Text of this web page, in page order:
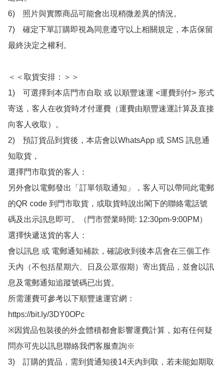
6)　照片與實際商品可能會出現稍微差異的情況。
7)　確定下單訂購即視為同意遵守以上相關規定，本店保留
最終決定之權利。
＜＜取貨安排：＞＞
1)　可選擇到本店門市自取 或 以順豐速運 <運費到付> 形式
寄送，客人在收貨時才付運費（運費由順豐速運計算及直接
向客人收取）。
2)　預訂貨品到貨後，本店會以WhatsApp 或 SMS 訊息通
知取貨，
選擇門市取貨的客人：
另外會以電郵發出「訂單領取通知」，客人可以帶同此電郵
的QR code 到門市取貨，或取貨時說出閣下的聯絡電話號
碼及出示訊息即可。（門市營業時間: 12:30pm-9:00PM）
選擇快遞送貨的客人：
會以訊息 或 電郵通知補款，確認收到後本店會在三個工作
天內（不包括星期六、日及公眾假期）寄出貨品，並會以訊
息及電郵通知追蹤號碼已出貨。
所需運費可參考以下順豐速運官網：
https://bit.ly/3DY0OPc
※因貨品包裝後的外盒體積都會影響運費計算，如有任何疑
問亦可先以訊息聯絡我們客服查詢※
3)　訂購的貨品，需到貨通知後14天內到取，若未能如期取